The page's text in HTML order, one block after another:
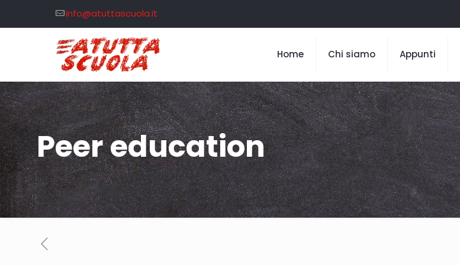
info@atuttascuola.it
Home Chi siamo Appunti
Peer education